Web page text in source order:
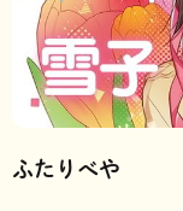
ふたりべや